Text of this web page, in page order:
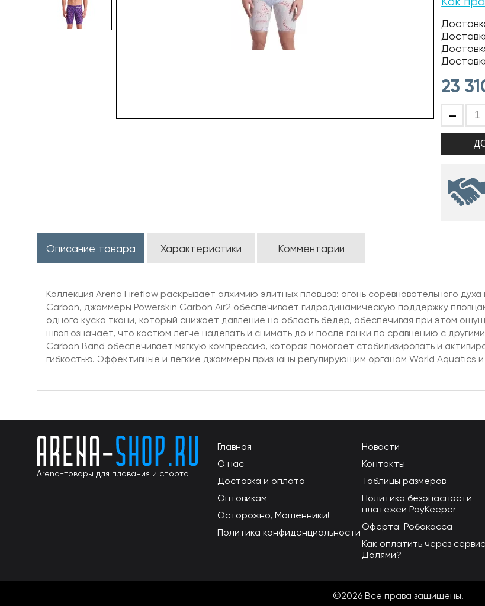
23
-
Описание товара Характеристики Комментарии
Коллекция Arena Fireflow раскрывает алхимию элитных пловцов: огонь соревновательного
Carbon, джаммеры Powerskin Carbon Air2 обеспечивает гидродинамическую поддержку
одного куска ткани, который снижает давление на область бедер, обеспечивая при этом
швов означает, что костюм легче надевать и снимать до и после гонки по сравнению с
Carbon Band обеспечивает мягкую компрессию, которая помогает стабилизировать и
гибкостью. Эффективные и легкие джаммеры признаны регулирующим органом World Aquatics
Arena-товары для плавания и спорта
Главная
О нас
Доставка и оплата
Оптовикам
Осторожно, Мошенники!
Политика конфиденциальности
Новости
Контакты
Таблицы размеров
Политика безопасности
платежей PayKeeper
Оферта-Робокасса
Как оплатить через сервис
Долями?
©2026 Всe права защищены.